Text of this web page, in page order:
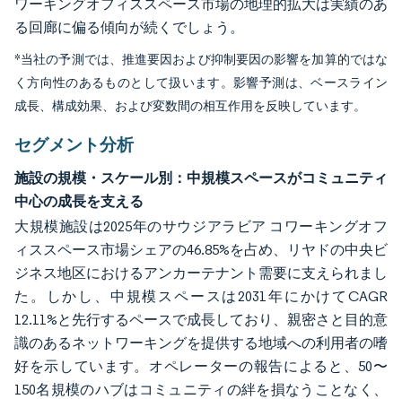
ワーキングオフィススペース市場の地理的拡大は実績のあ
る回廊に偏る傾向が続くでしょう。
*当社の予測では、推進要因および抑制要因の影響を加算的ではな
く方向性のあるものとして扱います。影響予測は、ベースライン
成長、構成効果、および変数間の相互作用を反映しています。
セグメント分析
施設の規模・スケール別：中規模スペースがコミュニティ
中心の成長を支える
大規模施設は2025年のサウジアラビア コワーキングオフ
ィススペース市場シェアの46.85%を占め、リヤドの中央ビ
ジネス地区におけるアンカーテナント需要に支えられまし
た。しかし、中規模スペースは2031年にかけてCAGR
12.11%と先行するペースで成長しており、親密さと目的意
識のあるネットワーキングを提供する地域への利用者の嗜
好を示しています。オペレーターの報告によると、50〜
150名規模のハブはコミュニティの絆を損なうことなく、